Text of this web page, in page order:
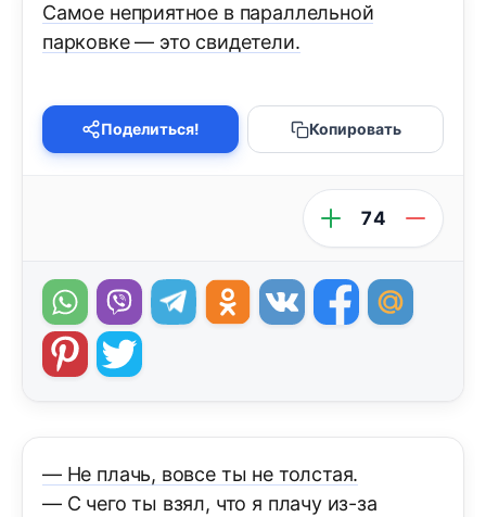
Самое неприятное в параллельной
парковке — это свидетели.
Поделиться! Копировать
74
— Не плачь, вовсе ты не толстая.
— С чего ты взял, что я плачу из-за